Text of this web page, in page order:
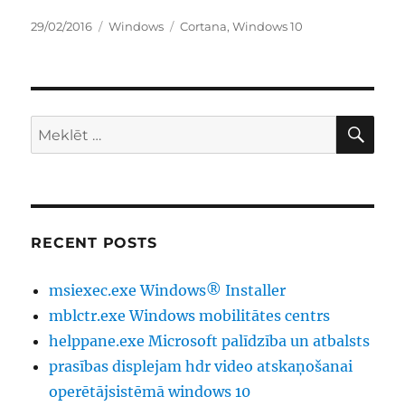
Publicēts
29/02/2016 Kategorijas
Windows Birkas
Cortana,Windows 10
Meklēt:
RECENT POSTS
msiexec.exe Windows® Installer
mblctr.exe Windows mobilitātes centrs
helppane.exe Microsoft palīdzība un atbalsts
prasības displejam hdr video atskaņošanai
operētājsistēmā windows 10